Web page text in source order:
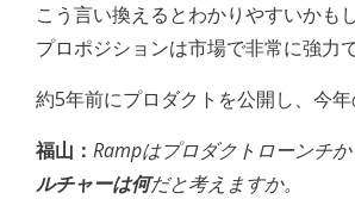
こう言い換えるとわかりやすいかも
プロポジションは市場で非常に強力
約5年前にプロダクトを公開し、今
福山： Rampはプロダクトローンチ
ルチャーは何だと考えますか。